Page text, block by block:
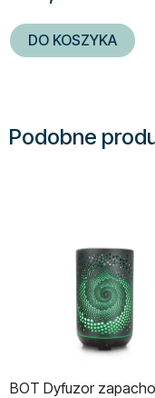
DO KOSZYKA
Podobne
BOT Dyfuzor